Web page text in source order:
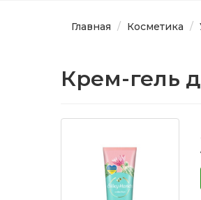
Главная Косметика
Крем-гель